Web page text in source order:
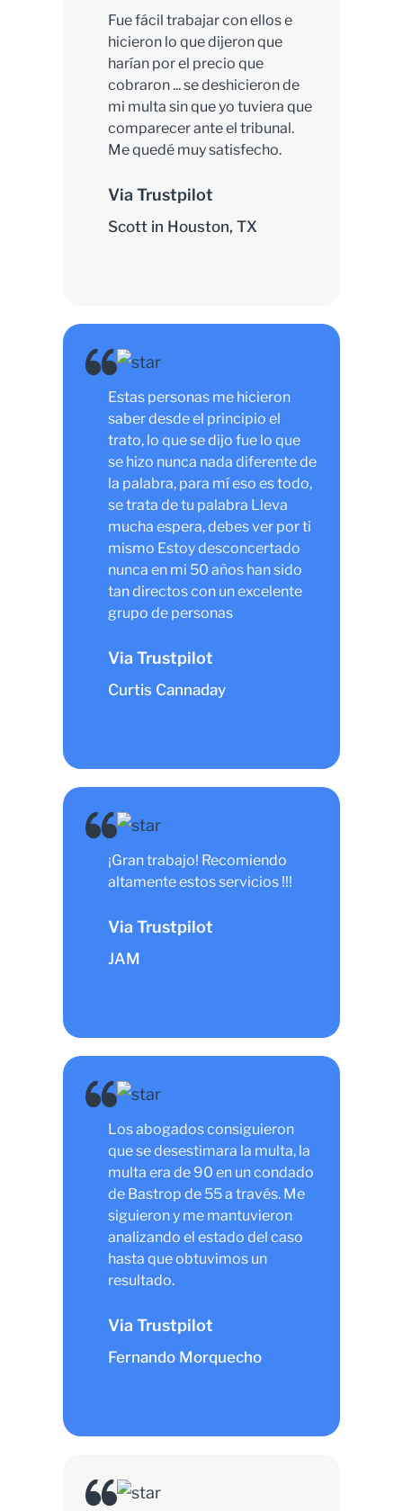
Fue fácil trabajar con ellos e
hicieron lo que dijeron que
harían por el precio que
cobraron ... se deshicieron de
mi multa sin que yo tuviera que
comparecer ante el tribunal.
Me quedé muy satisfecho.
Via Trustpilot
Scott in Houston, TX
Estas personas me hicieron
saber desde el principio el
trato, lo que se dijo fue lo que
se hizo nunca nada diferente de
la palabra, para mí eso es todo,
se trata de tu palabra Lleva
mucha espera, debes ver por ti
mismo Estoy desconcertado
nunca en mi 50 años han sido
tan directos con un excelente
grupo de personas
Via Trustpilot
Curtis Cannaday
¡Gran trabajo! Recomiendo
altamente estos servicios !!!
Via Trustpilot
JAM
Los abogados consiguieron
que se desestimara la multa, la
multa era de 90 en un condado
de Bastrop de 55 a través. Me
siguieron y me mantuvieron
analizando el estado del caso
hasta que obtuvimos un
resultado.
Via Trustpilot
Fernando Morquecho